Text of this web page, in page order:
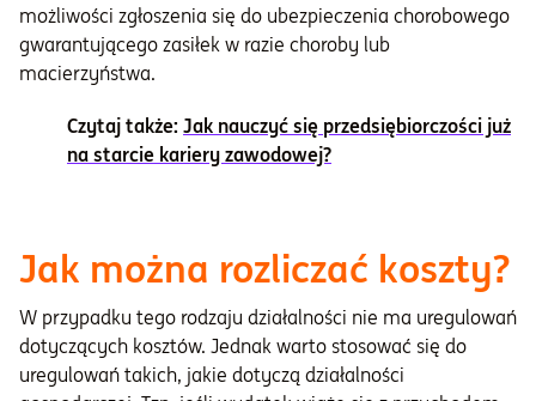
możliwości zgłoszenia się do ubezpieczenia chorobowego
gwarantującego zasiłek w razie choroby lub
macierzyństwa.
Czytaj także: Jak nauczyć się przedsiębiorczości już
na starcie kariery zawodowej?
Jak można rozliczać koszty?
W przypadku tego rodzaju działalności nie ma uregulowań
dotyczących kosztów. Jednak warto stosować się do
uregulowań takich, jakie dotyczą działalności